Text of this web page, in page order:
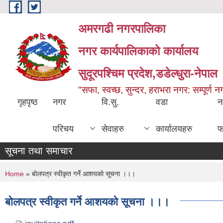
Skip to main content
अमरगढी नगरपालिका
नगर कार्यपालिकाको कार्यालय
सुदूरपश्चिम प्रदेश,डडेल्धुरा-नेपाल
"सफा, स्वच्छ, सुन्दर, हराभरा नगर: सम्पूर्ण
गृहपृष्ठ नगर
परिचय
वि.सु.
सेवाहरु
वडा
कार्यालयहरु
सूचना तथा समाचार
You are here
Home » बोलपत्र स्वीकृत गर्ने आशयको सूचना ।।।
बोलपत्र स्वीकृत गर्ने आशयको सूचना ।।।